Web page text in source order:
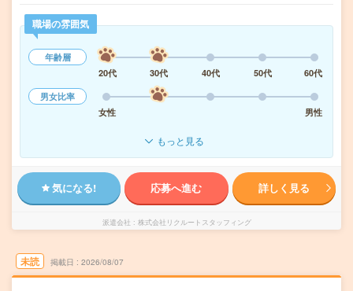
職場の雰囲気
年齢層
20代
30代 40代 50代
60代
男女比率
女性
男性
もっと見る
気になる! 応募へ進む 詳しく見る
派遣会社 株式会社リクルートスタッフィング
未読 掲載日 2026/08/07